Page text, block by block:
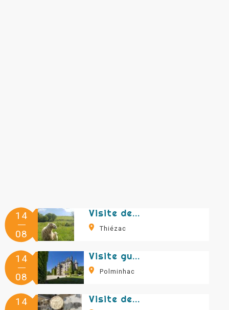
14
08
Visite de la ferme de la Molède et vente de fromage
Thiézac
14
08
Visite guidée du château de Pesteils
Polminhac
14
Visite des caves d'affinage Marie Séverac